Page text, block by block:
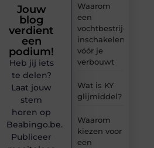
Waarom
een
inschakelen
vóór je
verbouwt
Wat is KY
glijmiddel?
Waarom
kiezen voor
een
Jouw
blog
verdient
een
podium!
Heb jij iets
te delen?
Laat jouw
stem
horen op
Beabingo.be.
Publiceer